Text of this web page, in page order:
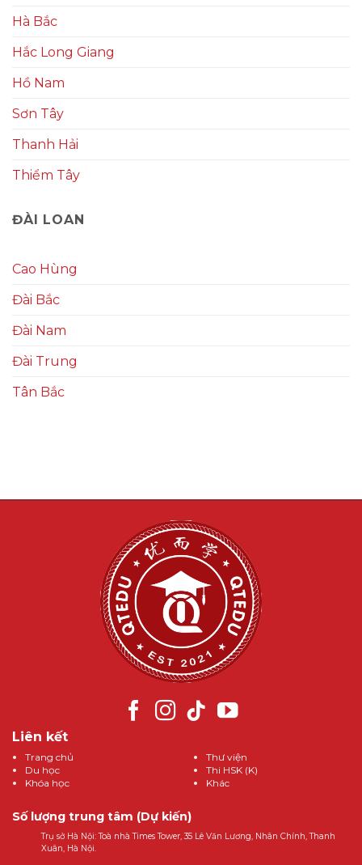
Hà Bắc
Hắc Long Giang
Hồ Nam
Sơn Tây
Thanh Hải
Thiểm Tây
ĐÀI LOAN
Cao Hùng
Đài Bắc
Đài Nam
Đài Trung
Tân Bắc
Liên kết
Trang chủ
Du học
Khóa học
Thư viện
Thi HSK (K)
Khác
Số lượng trung tâm (Dự kiến)
Trụ sở Hà Nội: Toà nhà Times Tower, 35 Lê Văn Lương, Nhân Chính, Thanh
Xuân, Hà Nội.